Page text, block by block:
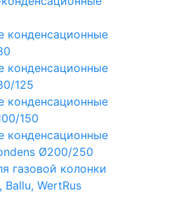
конденсационные
конденсационные
125
конденсационные
150
конденсационные
Ø200/250
газовой колонки
Ballu, WertRus